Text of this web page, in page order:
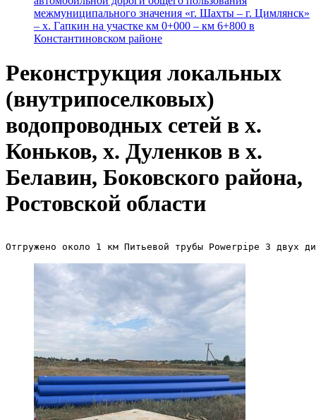
межмуниципального значения «г. Шахты – г. Цимлянск»
– х. Гапкин на участке км 0+000 – км 6+800 в
Константиновском районе
Реконструкция локальных
(внутрипоселковых)
водопроводных сетей в х.
Коньков, х. Дуленков в х.
Белавин, Боковского района,
Ростовской области
Отгружено около 1 км Питьевой трубы Powerpipe 3 двух